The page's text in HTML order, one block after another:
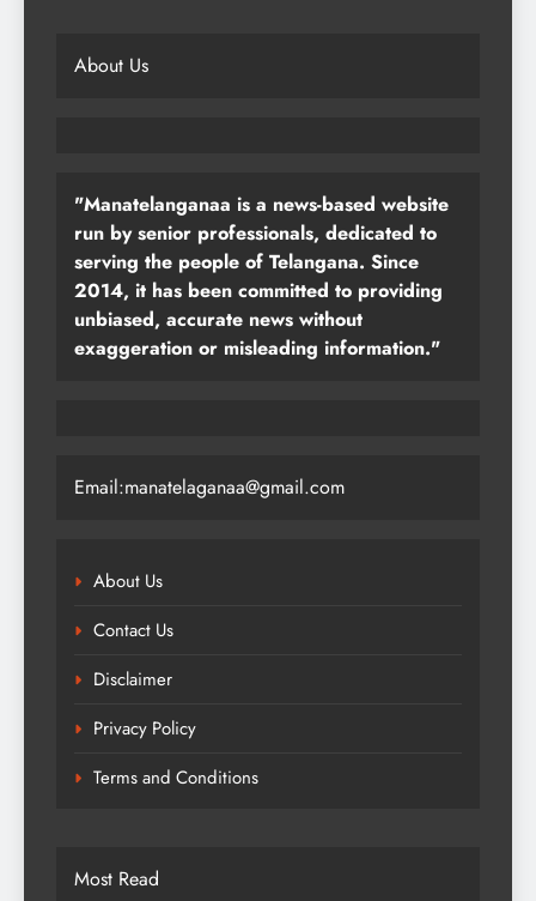
About Us
"Manatelanganaa is a news-based website
run by senior professionals, dedicated to
serving the people of Telangana. Since
2014, it has been committed to providing
unbiased, accurate news without
exaggeration or misleading information."
Email:manatelaganaa@gmail.com
About Us
Contact Us
Disclaimer
Privacy Policy
Terms and Conditions
Most Read